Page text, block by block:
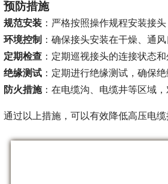
预防措施
规范安装：严格按照操作规程安装接
环境控制：确保接头安装在干燥、通
定期检查：定期巡视接头的连接状态
绝缘测试：定期进行绝缘测试，确保
防火措施：在电缆沟、电缆井等区域
通过以上措施，可以有效降低高压电